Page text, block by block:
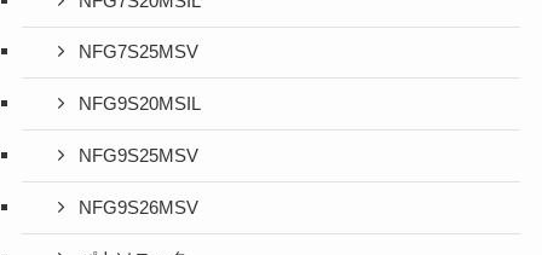
NFG7S25MSV
NFG9S20MSIL
NFG9S25MSV
NFG9S26MSV